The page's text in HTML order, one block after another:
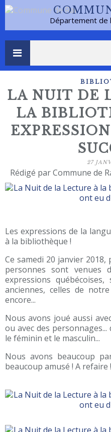
Département de
LA NUIT DE
LA
27
Rédigé par Commune de
Les expressions de la
à la bibliothèque !
Ce samedi 20 janvier
personnes sont venues
expressions
anciennes, celles de
encore...
Nous avons joué aussi
ou avec des
le féminin et le masculin...
Nous avons beaucoup
beaucoup amusé ! A refaire !